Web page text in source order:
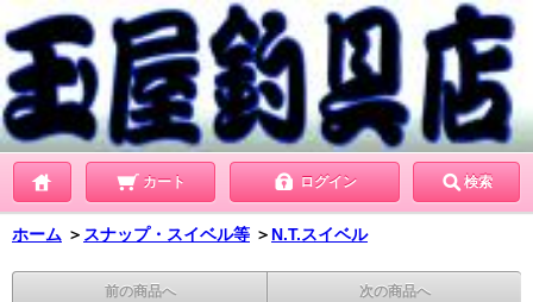
カート ログイン 検索
ホーム ＞ スナップ・スイベル等 ＞ N.T.スイベル
前の商品へ 次の商品へ